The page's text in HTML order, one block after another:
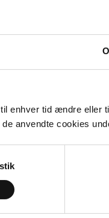
enhver tid ændre eller
anvendte cookies